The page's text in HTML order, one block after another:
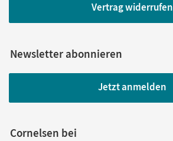
Vertrag widerrufen
Newsletter abonnieren
Jetzt anmelden
Cornelsen bei